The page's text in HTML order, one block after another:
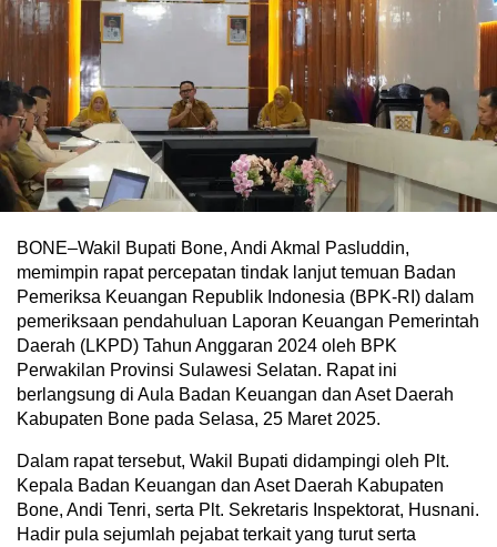
BONE–Wakil Bupati Bone, Andi Akmal Pasluddin,
memimpin rapat percepatan tindak lanjut temuan Badan
Pemeriksa Keuangan Republik Indonesia (BPK-RI) dalam
pemeriksaan pendahuluan Laporan Keuangan Pemerintah
Daerah (LKPD) Tahun Anggaran 2024 oleh BPK
Perwakilan Provinsi Sulawesi Selatan. Rapat ini
berlangsung di Aula Badan Keuangan dan Aset Daerah
Kabupaten Bone pada Selasa, 25 Maret 2025.
Dalam rapat tersebut, Wakil Bupati didampingi oleh Plt.
Kepala Badan Keuangan dan Aset Daerah Kabupaten
Bone, Andi Tenri, serta Plt. Sekretaris Inspektorat, Husnani.
Hadir pula sejumlah pejabat terkait yang turut serta